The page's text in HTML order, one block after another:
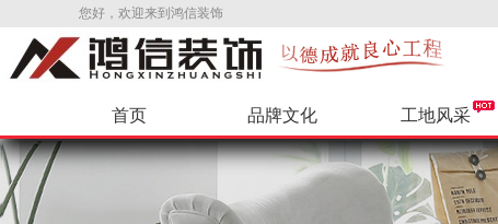
您好，欢迎来到鸿信装饰
首页 品牌文化
公司新闻 公司招聘
工地风采
VR样板间
环保辅料